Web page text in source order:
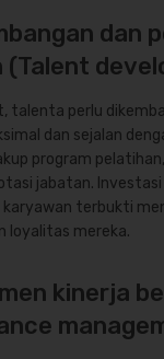
dan
(Talent
talenta perlu
dan sejalan
program
jabatan. Investasi
karyawan terbukti
loyalitas mereka.
kinerja